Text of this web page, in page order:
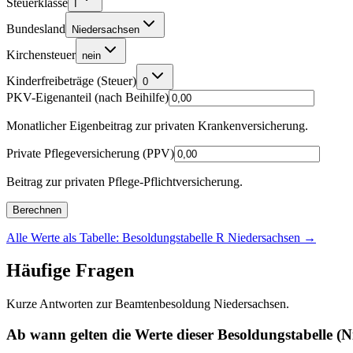
I
Bundesland Niedersachsen
Kirchensteuer nein
Kinderfreibeträge (Steuer) 0
PKV-Eigenanteil (nach Beihilfe)
Monatlicher Eigenbeitrag zur privaten Krankenversicherung.
Private Pflegeversicherung (PPV)
Beitrag zur privaten Pflege-Pflichtversicherung.
Berechnen
Alle Werte als Tabelle: Besoldungstabelle R Niedersachsen →
Häufige Fragen
Kurze Antworten zur Beamtenbesoldung Niedersachsen.
Ab wann gelten die Werte dieser Besoldungstabelle